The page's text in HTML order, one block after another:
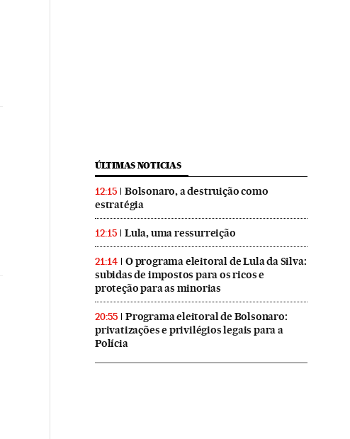
ÚLTIMAS NOTICIAS
12:15
Bolsonaro, a destruição como
estratégia
12:15 Lula, uma ressurreição
21:14
O programa eleitoral de Lula da Silva:
subidas de impostos para os ricos e
proteção para as minorias
20:55
Programa eleitoral de Bolsonaro:
privatizações e privilégios legais para a
Polícia